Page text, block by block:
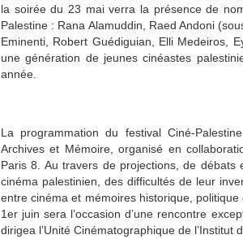
la soirée du 23 mai verra la présence de
Palestine : Rana Alamuddin, Raed Andoni
Eminenti, Robert Guédiguian, Elli Medeiros,
une génération de jeunes cinéastes
année.
La programmation du festival Ciné-
Archives et Mémoire, organisé en
Paris 8. Au travers de projections, de débats
cinéma palestinien, des difficultés de leur
entre cinéma et mémoires historique,
1er juin sera l’occasion d’une rencontre
dirigea l’Unité Cinématographique de